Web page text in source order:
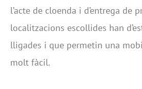
l’acte de cloenda i d’entrega de
localitzacions escollides han
lligades i que permetin una
molt fàcil.